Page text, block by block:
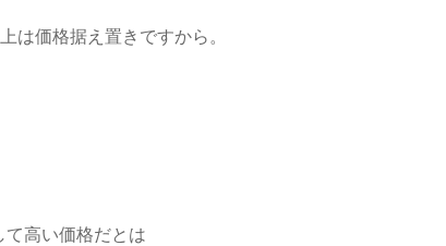
は価格据え置きですから。
高い価格だとは